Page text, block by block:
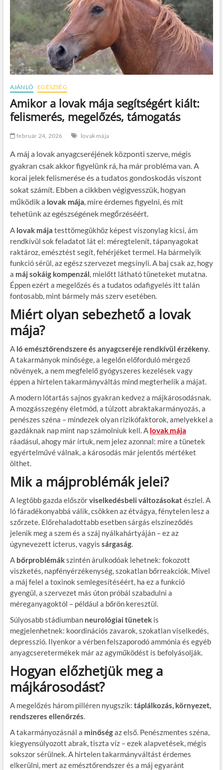
AJÁNLÓ EGÉSZSÉG
Amikor a lovak mája segítségért kiált:
felismerés, megelőzés, támogatás
február 24, 2026 lovak mája
A máj a lovak anyagcseréjének központi szerve, mégis
gyakran csak akkor figyelünk rá, ha már probléma van. A
korai jelek felismerése és a tudatos gondoskodás viszont
sokat számít. Ebben a cikkben végigvesszük, hogyan
működik a lovak mája, mire érdemes figyelni, és mit
tehetünk az egészségének megőrzéséért.
A lovak mája testtömegükhöz képest viszonylag kicsi, ám
rendkívül sok feladatot lát el: méregtelenít, tápanyagokat
raktároz, emésztést segít, fehérjéket termel. Ha bármelyik
funkció sérül, az egész szervezet megsínyli. A baj csak az, hogy
a máj sokáig kompenzál , mielőtt látható tüneteket mutatna.
Éppen ezért a megelőzés és a tudatos odafigyelés itt talán
fontosabb, mint bármely más szerv esetében.
Miért olyan sebezhető a lovak
mája?
A ló emésztőrendszere és anyagcseréje rendkívül érzékeny.
A takarmányok minősége, a legelőn előforduló mérgező
növények, a nem megfelelő gyógyszeres kezelések vagy
éppen a hirtelen takarmányváltás mind megterhelik a májat.
A modern lótartás sajnos gyakran kedvez a májkárosodásnak.
A mozgásszegény életmód, a túlzott abraktakarmányozás, a
penészes széna – mindezek olyan rizikófaktorok, amelyekkel a
gazdáknak nap mint nap számolniuk kell. A lovak mája
ráadásul, ahogy már írtuk, nem jelez azonnal: mire a tünetek
egyértelművé válnak, a károsodás már jelentős mértéket
ölthet.
Mik a májproblémák jelei?
A legtöbb gazda előszörviselkedésbeli változásokatészlel. A
ló fáradékonyabbá válik, csökken az étvágya, fénytelen lesz a
szőrzete. Előrehaladottabb esetben sárgás elszíneződés
jelenik meg a szem és a száj nyálkahártyáján – ez az
úgynevezett icterus, vagyis sárgaság.
A bőrproblémákszintén árulkodóak lehetnek: fokozott
viszketés, napfényérzékenység, szokatlan bőrreakciók. Mivel
a máj felel a toxinok semlegesítéséért, ha ez a funkció
gyengül, a szervezet más úton próbál szabadulni a
méreganyagoktól – például a bőrön keresztül.
Súlyosabb stádiumban neurológiai tünetekis
megjelenhetnek: koordinációs zavarok, szokatlan viselkedés,
depresszió. Ilyenkor a vérben felszaporodó ammónia és egyéb
anyagcseretermékek már az agyműködést is befolyásolják.
Hogyan előzhetjük meg a
májkárosodást?
A megelőzés három pilléren nyugszik: táplálkozás, környezet,
rendszeres ellenőrzés
A takarmányozásnál a minőségaz első. Penészmentes széna,
kiegyensúlyozott abrak, tiszta víz – ezek alapvetések, mégis
sokszor sérülnek. A hirtelen takarmányváltást érdemes
elkerülni, mert az emésztőrendszer és a máj egyaránt